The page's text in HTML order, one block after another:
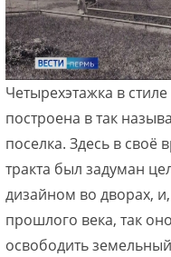
Четырехэтажка в
построена в так
поселка. Здесь в своё
тракта был задуман
дизайном во дворах,
прошлого века, так
освободить